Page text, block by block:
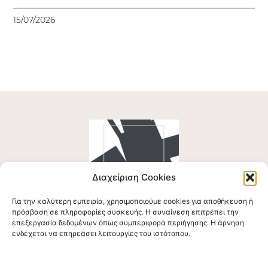
Διαχείριση Cookies
Για την καλύτερη εμπειρία, χρησιμοποιούμε cookies για αποθήκευση ή
πρόσβαση σε πληροφορίες συσκευής. Η συναίνεση επιτρέπει την
επεξεργασία δεδομένων όπως συμπεριφορά περιήγησης. Η άρνηση
ενδέχεται να επηρεάσει λειτουργίες του ιστότοπου.
15/07/2026
Ακολουθήστε μας